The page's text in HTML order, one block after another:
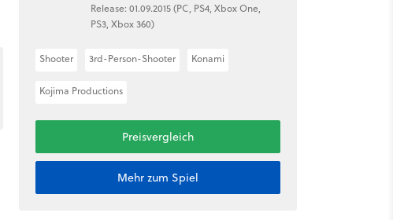
Release: 01.09.2015 (PC, PS4, Xbox One,
PS3, Xbox 360)
Shooter 3rd-Person-Shooter Konami
Kojima Productions
Preisvergleich
Mehr zum Spiel